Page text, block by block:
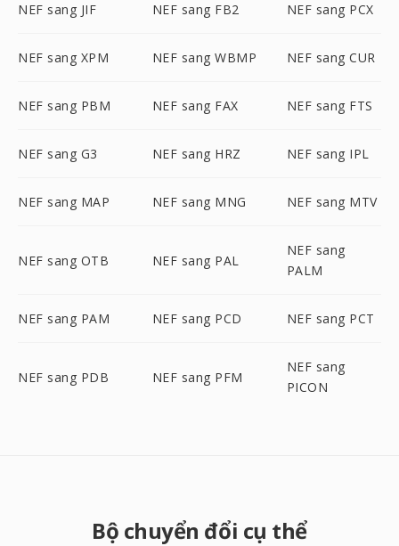
NEF sang JIF NEF sang FB2 NEF sang PCX
NEF sang XPM NEF sang WBMP NEF sang CUR
NEF sang PBM NEF sang FAX NEF sang FTS
NEF sang G3 NEF sang HRZ NEF sang IPL
NEF sang MAP NEF sang MNG NEF sang MTV
NEF sang OTB NEF sang PAL
NEF sang
PALM
NEF sang PAM NEF sang PCD NEF sang PCT
NEF sang PDB NEF sang PFM
NEF sang
PICON
Bộ chuyển đổi cụ thể